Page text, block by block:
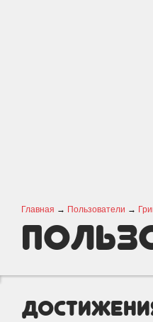
Главная → Пользователи →